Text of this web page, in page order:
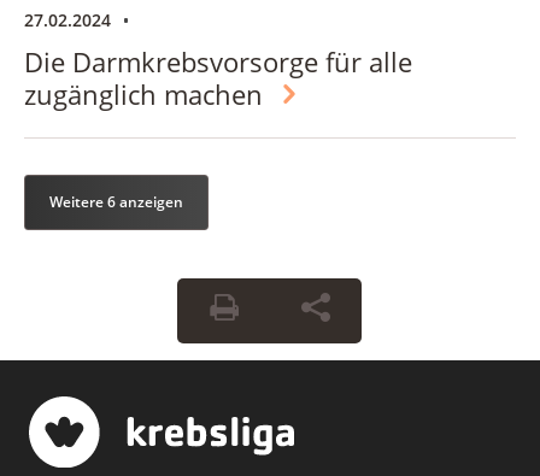
27.02.2024
Die Darmkrebsvorsorge für alle
zugänglich machen
Weitere 6 anzeigen